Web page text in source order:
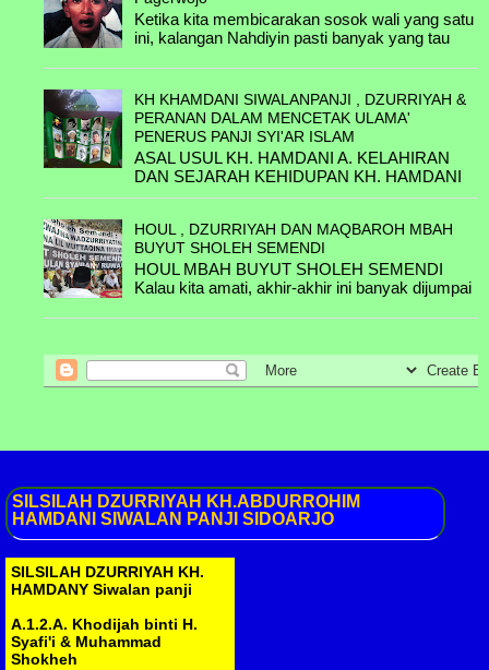
B.8.1.A. Zuhrrotul Al-Muthi'ah binti KH
Ahmad & H. Abdus Syakur Ibrohim bin
.......... /Belum
B.8.1.B. KH Muhammad Zuhdi bin KH
Ahmad & Hj. Muflichah binti H. Abdul
Ghofar.
B.8.1.C. KH. Khilmi binti KH Ahmad &
Nyai Hj Luthfiah binti KH. M Utsman Al-
Ishaqy / Belum
......& ....
......& ....
......& ....
Ketika kita membicarakan sosok wali yang satu
ini, kalangan Nahdiyin pasti banyak yang tau
seora...
KH KHAMDANI SIWALANPANJI , DZURRIYAH &
PERANAN DALAM MENCETAK ULAMA'
PENERUS PANJI SYI'AR ISLAM
ASAL USUL KH. HAMDANI A. KELAHIRAN
DAN SEJARAH KEHIDUPAN KH. HAMDANI
Hamdani lahir tahun 1720 M di Pasuruan, (
HOUL , DZURRIYAH DAN MAQBAROH MBAH
BUYUT SHOLEH SEMENDI
HOUL MBAH BUYUT SHOLEH SEMENDI
Kalau kita amati, akhir-akhir ini banyak dijumpai
Puasa Ramadh...
SILSILAH DZURRIYAH KH.ABDURROHIM
HAMDANI SIWALAN PANJI SIDOARJO
SILSILAH DZURRIYAH KH.
HAMDANY Siwalan panji
A.1.2.A. Khodijah binti H.
Syafi'i & Muhammad
Shokheh